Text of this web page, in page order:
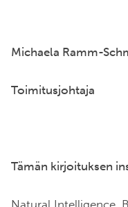
Michaela Ramm-
Toimitusjohtaja
Tämän kirjoituksen